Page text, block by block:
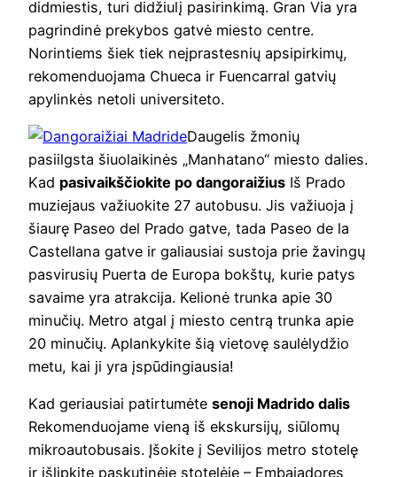
didmiestis, turi didžiulį pasirinkimą. Gran Via yra
pagrindinė prekybos gatvė miesto centre.
Norintiems šiek tiek neįprastesnių apsipirkimų,
rekomenduojama Chueca ir Fuencarral gatvių
apylinkės netoli universiteto.
Daugelis žmonių
pasiilgsta šiuolaikinės „Manhatano“ miesto dalies.
Kad pasivaikščiokite po dangoraižius Iš Prado
muziejaus važiuokite 27 autobusu. Jis važiuoja į
šiaurę Paseo del Prado gatve, tada Paseo de la
Castellana gatve ir galiausiai sustoja prie žavingų
pasvirusių Puerta de Europa bokštų, kurie patys
savaime yra atrakcija. Kelionė trunka apie 30
minučių. Metro atgal į miesto centrą trunka apie
20 minučių. Aplankykite šią vietovę saulėlydžio
metu, kai ji yra įspūdingiausia!
Kad geriausiai patirtumėte senoji Madrido dalis
Rekomenduojame vieną iš ekskursijų, siūlomų
mikroautobusais. Įšokite į Sevilijos metro stotelę
ir išlipkite paskutinėje stotelėje – Embajadores